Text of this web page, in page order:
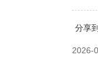
分享
2026-